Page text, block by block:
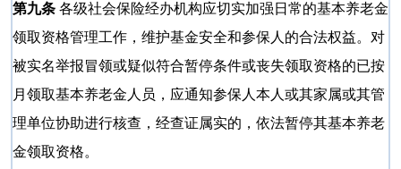
第九条 各级社会保险经办机构应切实加强日常的基本养老金
领取资格管理工作，维护基金安全和参保人的合法权益。对
被实名举报冒领或疑似符合暂停条件或丧失领取资格的已按
月领取基本养老金人员，应通知参保人本人或其家属或其管
理单位协助进行核查，经查证属实的，依法暂停其基本养老
金领取资格。